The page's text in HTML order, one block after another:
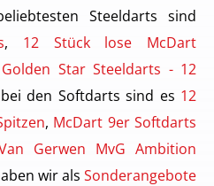
Steeldarts sind
, 12 Stück lose McDart
Star Steeldarts - 12
den Softdarts sind es 12
, McDart 9er Softdarts
Gerwen MvG Ambition
wir als Sonderangebote